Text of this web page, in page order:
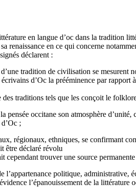
en langue d’oc dans la tradition
renaissance en ce qui concerne
déclarent :
tradition de civilisation se
d’Oc la prééminence par
traditions tels que les conçoit le
pensée occitane son atmosphère
;
régionaux, ethniques, se confirmant
être déclaré révolu
cependant trouver une source
l’appartenance politique,
l’épanouissement de la